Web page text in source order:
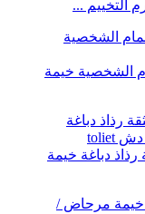
التخييم ...
الشخصية خيمة
رذاذ دباغة خيمة